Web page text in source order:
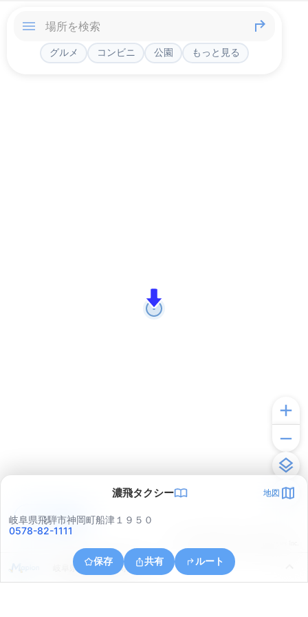
グルメ コンビニ 公園 もっと見る
濃飛タクシー 地図
岐阜県飛騨市神岡町船津１９５０
0578-82-1111
保存 共有 ルート
岐阜県飛騨市神岡町船津
アプリで見る